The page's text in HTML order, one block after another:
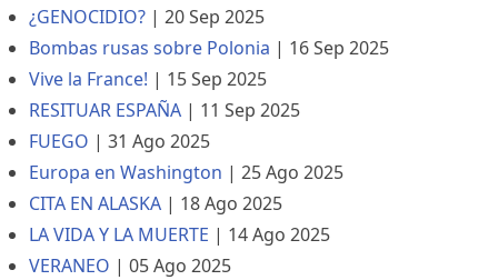
¿GENOCIDIO? | 20 Sep 2025
Bombas rusas sobre Polonia | 16 Sep 2025
Vive la France! | 15 Sep 2025
RESITUAR ESPAÑA | 11 Sep 2025
FUEGO | 31 Ago 2025
Europa en Washington | 25 Ago 2025
CITA EN ALASKA | 18 Ago 2025
LA VIDA Y LA MUERTE | 14 Ago 2025
VERANEO | 05 Ago 2025